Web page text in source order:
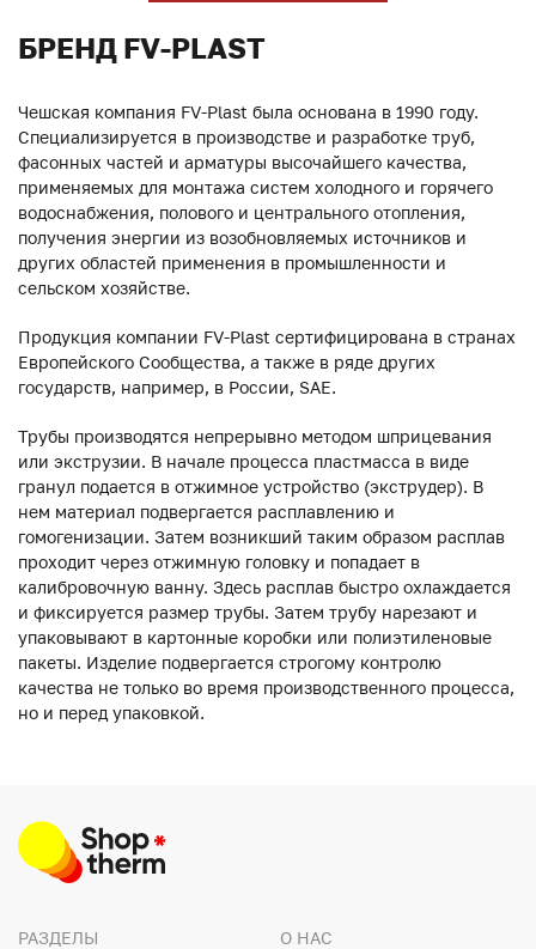
БРЕНД FV-PLAST
Чешская компания FV-Plast была основана в 1990 году.
Специализируется в производстве и разработке труб,
фасонных частей и арматуры высочайшего качества,
применяемых для монтажа систем холодного и горячего
водоснабжения, полового и центрального отопления,
получения энергии из возобновляемых источников и
других областей применения в промышленности и
сельском хозяйстве.
Продукция компании FV-Plast сертифицирована в странах
Европейского Сообщества, а также в ряде других
государств, например, в России, SAE.
Трубы производятся непрерывно методом шприцевания
или экструзии. В начале процесса пластмасса в виде
гранул подается в отжимное устройство (экструдер). В
нем материал подвергается расплавлению и
гомогенизации. Затем возникший таким образом расплав
проходит через отжимную головку и попадает в
калибровочную ванну. Здесь расплав быстро охлаждается
и фиксируется размер трубы. Затем трубу нарезают и
упаковывают в картонные коробки или полиэтиленовые
пакеты. Изделие подвергается строгому контролю
качества не только во время производственного процесса,
но и перед упаковкой.
РАЗДЕЛЫ О НАС